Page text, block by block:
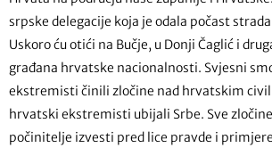
srpske delegacije koja je odala počast
Uskoro ću otići na Bučje, u Donji Čaglić i
građana hrvatske nacionalnosti. Svjesni
ekstremisti činili zločine nad hrvatskim
hrvatski ekstremisti ubijali Srbe. Sve
počinitelje izvesti pred lice pravde i